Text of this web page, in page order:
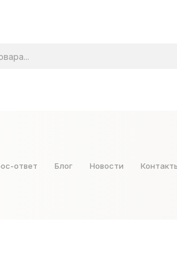
ответ Блог Новости